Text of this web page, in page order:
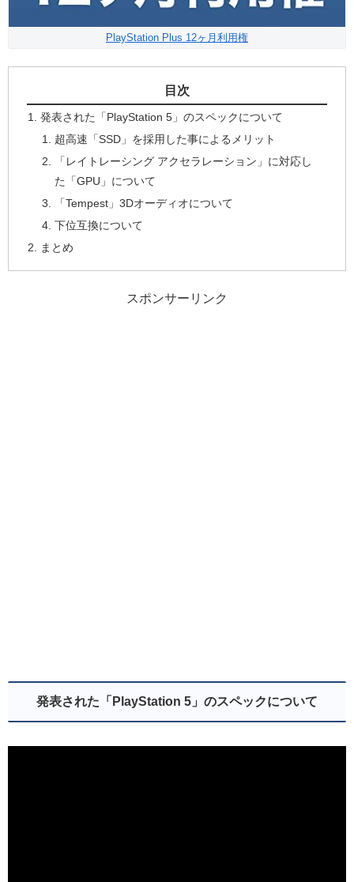
PlayStation Plus 12ヶ月利用権
目次
発表された「PlayStation 5」のスペックについて
超高速「SSD」を採用した事によるメリット
「レイトレーシング アクセラレーション」に対応し
た「GPU」について
「Tempest」3Dオーディオについて
下位互換について
まとめ
スポンサーリンク
発表された「PlayStation 5」のスペックについて